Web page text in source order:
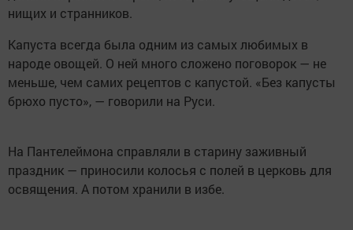
нищих и странников.
Капуста всегда была одним из самых любимых в
народе овощей. О ней много сложено поговорок — не
меньше, чем самих рецептов с капустой. «Без капусты
брюхо пусто», — говорили на Руси.
На Пантелеймона справляли в старину заживный
праздник — приносили колосья с полей в церковь для
освящения. А потом хранили в избе.